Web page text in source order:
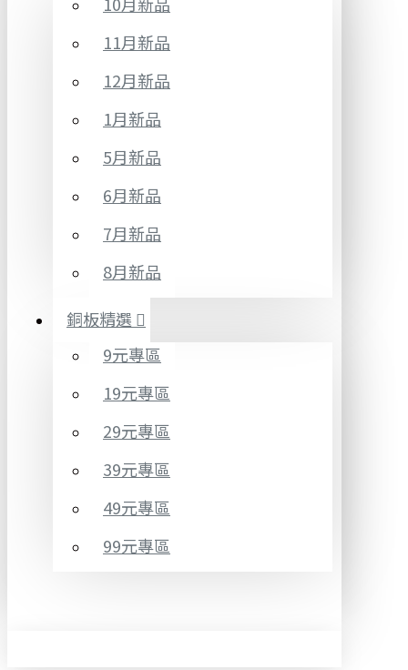
11月新品
12月新品
1月新品
5月新品
6月新品
7月新品
8月新品
銅板精選
9元專區
19元專區
29元專區
39元專區
49元專區
99元專區